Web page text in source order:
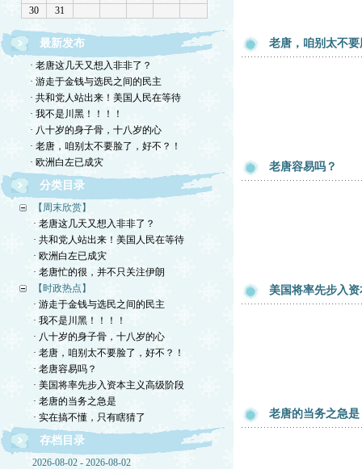
最新发布
· 老唐这几天又想入非非了？
· 游走于金钱与选民之间的民主
· 共和党人站出来！美国人民在等待
· 我不是川黑！！！！
· 八十岁的身子骨，十八岁的心
· 老唐，咱别太不要脸了，好不？！
· 欧洲白左已成灾
分类目录
【周末欣赏】
· 老唐这几天又想入非非了？
· 共和党人站出来！美国人民在等待
· 欧洲白左已成灾
· 老唐忙的很，并不只关注伊朗
【时政热点】
· 游走于金钱与选民之间的民主
· 我不是川黑！！！！
· 八十岁的身子骨，十八岁的心
· 老唐，咱别太不要脸了，好不？！
· 老唐容易吗？
· 美国将率先步入资本主义高级阶段
· 老唐的当务之急是
· 实在搞不懂，只有瞎猜了
存档目录
2026-08-02 - 2026-08-02
老唐，咱别太不
老唐容易吗？
美国将率先步入
老唐的当务之急是